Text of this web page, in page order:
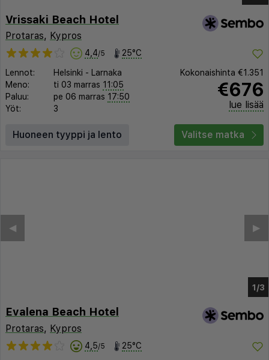
Vrissaki Beach Hotel
Protaras, Kypros
4,4/5 25°C
Lennot: Helsinki - Larnaka
Meno:
ti 03 marras 11:05
Paluu:
pe 06 marras 17:50
Yöt:
3
Kokonaishinta €1.351
€676
lue lisää
Huoneen tyyppi ja lento Valitse matka
Evalena Beach Hotel
Protaras, Kypros
4,5/5 25°C